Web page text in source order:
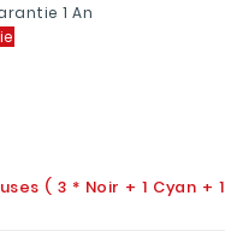
1 An
( 3 * Noir + 1 Cyan + 1